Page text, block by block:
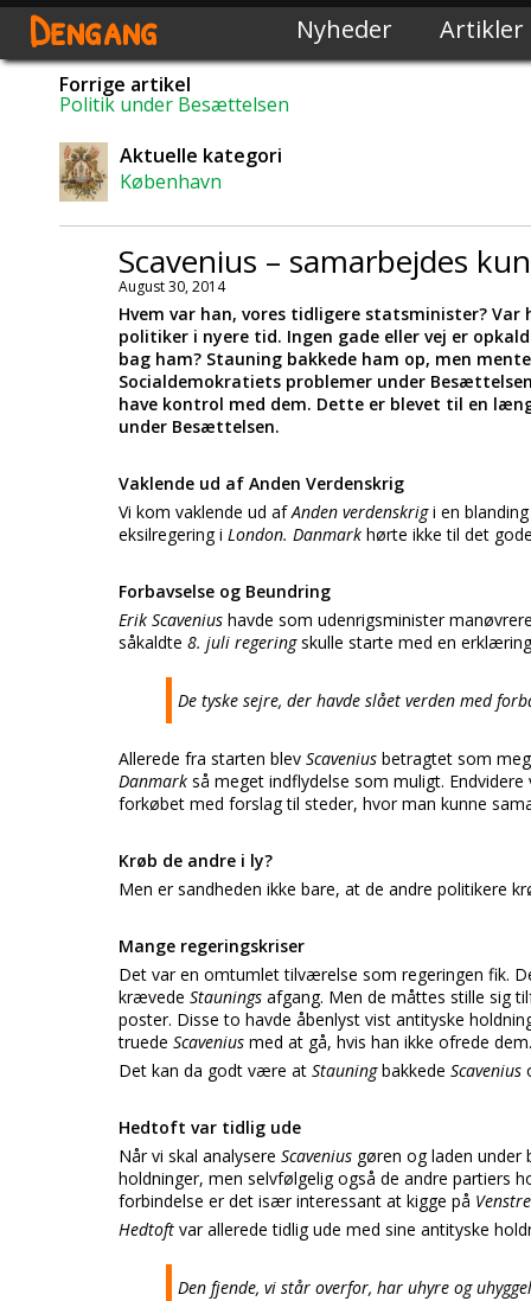
Dengang Nyheder Artikler
Forrige artikel
Politik under Besættelsen
Aktuelle kategori
København
Scavenius – samarbejdes
August 30, 2014
Hvem var han, vores tidligere statsminister?
politiker i nyere tid. Ingen gade eller vej er
bag ham? Stauning bakkede ham op, men
Socialdemokratiets problemer under
have kontrol med dem. Dette er blevet til en
under Besættelsen.
Vaklende ud af Anden Verdenskrig
Vi kom vaklende ud afAnden verdenskrigi en
eksilregering i London. Danmark hørte ikke til det
Forbavselse og Beundring
Erik Scavenius havde som udenrigsminister
såkaldte 8. juli regeringskulle starte med en
De tyske sejre, der havde slået verden med
Allerede fra starten blev Scavenius betragtet som
Danmark så meget indflydelse som muligt.
forkøbet med forslag til steder, hvor man kunne
Krøb de andre i ly?
Men er sandheden ikke bare, at de andre politikere
Mange regeringskriser
Det var en omtumlet tilværelse som regeringen fik.
krævede Staunings afgang. Men de måttes stille sig
poster. Disse to havde åbenlyst vist antityske
truede Scavenius med at gå, hvis han ikke ofrede
Det kan da godt være at Stauningbakkede Scavenius
Hedtoft var tidlig ude
Når vi skal analysere Scavenius gøren og laden
holdninger, men selvfølgelig også de andre partiers
forbindelse er det især interessant at kigge på
Hedtoft var allerede tidlig ude med sine antityske
Den fjende, vi står overfor, har uhyre og